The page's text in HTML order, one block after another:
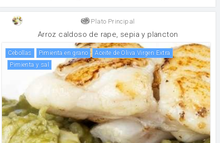
Plato Principal
Arroz caldoso de rape, sepia y plancton
Cebollas pimienta en grano
Aceite de Oliva Virgen Extra
Pimienta y sal